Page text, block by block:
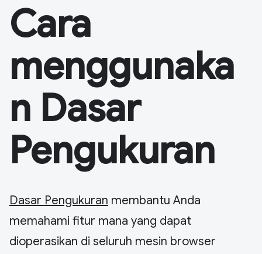
Cara
menggunaka
n Dasar
Pengukuran
Dasar Pengukuran membantu Anda
memahami fitur mana yang dapat
dioperasikan di seluruh mesin browser